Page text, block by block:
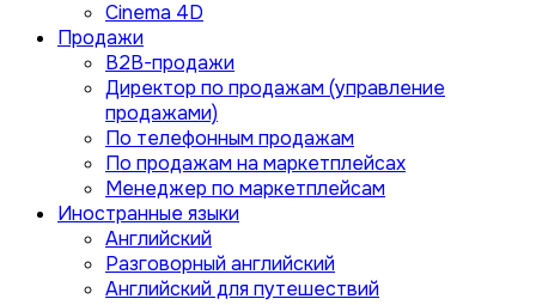
Cinema 4D
Продажи
B2B-продажи
Директор по продажам (управление
продажами)
По телефонным продажам
По продажам на маркетплейсах
Менеджер по маркетплейсам
Иностранные языки
Английский
Разговорный английский
Английский для путешествий